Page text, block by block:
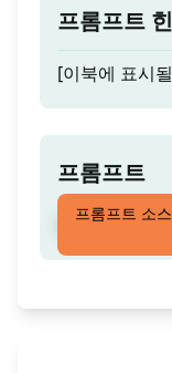
프롬프트
[이북에 표시
프롬프트
유용하고 독
프롬프트 소